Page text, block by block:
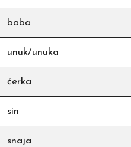
baba
unuk/unuka
ćerka
sin
snaja